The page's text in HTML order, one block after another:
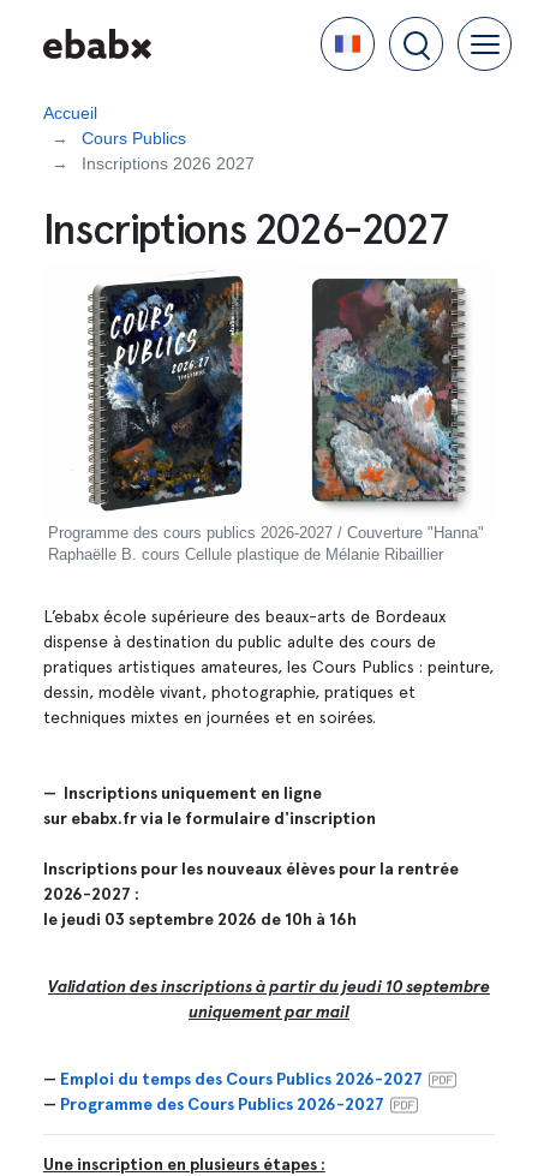
contenu
Language
Accueil
Cours Publics
Inscriptions 2026 2027
Inscriptions 2026-2027
Programme des cours publics 2026-2027 / Couverture "Hanna"
Raphaëlle B. cours Cellule plastique de Mélanie Ribaillier
L’ebabx école supérieure des beaux-arts de Bordeaux
dispense à destination du public adulte des cours de
pratiques artistiques amateures, les Cours Publics : peinture,
dessin, modèle vivant, photographie, pratiques et
techniques mixtes en journées et en soirées.
— Inscriptions uniquement en ligne
sur ebabx.fr via le formulaire d'inscription
Inscriptions pour les nouveaux élèves pour la rentrée
2026-2027 :
le jeudi 03 septembre 2026 de 10h à 16h
Validation des inscriptions à partir du jeudi 10 septembre
uniquement par mail
— Emploi du temps des Cours Publics 2026-2027
— Programme des Cours Publics 2026-2027
Une inscription en plusieurs étapes :